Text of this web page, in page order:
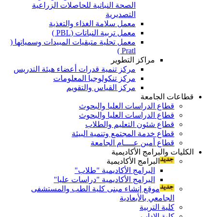
الصحة النباتية للحاصلات الزراعية
التصديرية
معمل سلامة الغذاء والتغذية
معمل تربية النباتات (PBL )
معمل تحلية متبقيات المبيدات وسمياتها (
Pratl )
مراكز التطوير
مركز تنمية قدرات أعضاء هيئة التدريس
مركز تنكولوجيا المعلومات
مركز القياس والتقويم
قطاعات الجامعة
قطاع الدراسات العليا والبحوث
قطاع الدراسات العليا والبحوث
قطاع شئون التعليم والطلاب
قطاع خدمة المجتمع وتنمية البيئة
قطاع أمين عــــام الجامعة
الكليات والبرامج الأكاديمية
البرامج الأكاديمية
البرامج الأكاديمية "طلاب"
البرامج الأكاديمية "دراسات عليا"
موقع إنشاء مبنى كلية الطب والمستشفى
الجامعي بالأبعادية
كلية التربية